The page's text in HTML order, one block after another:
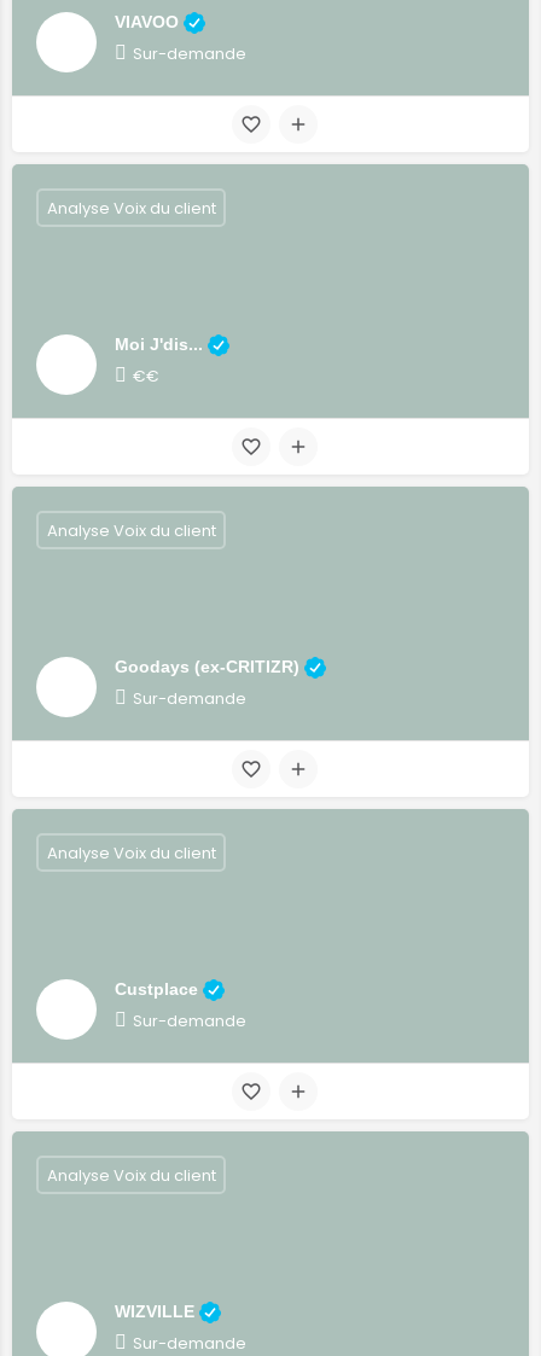
VIAVOO
Sur-demande
Moi J'dis...
€€
Analyse Voix du client
Goodays (ex-CRITIZR)
Sur-demande
Analyse Voix du client
Custplace
Sur-demande
Analyse Voix du client
WIZVILLE
Sur-demande
Analyse Voix du client